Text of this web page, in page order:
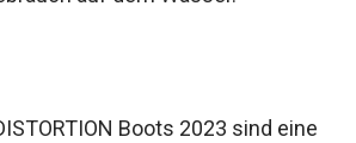
Boots 2023 sind eine